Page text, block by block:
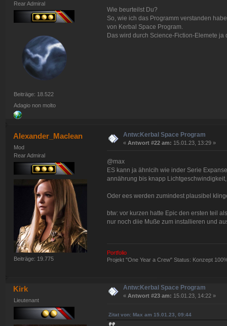
Rear Admiral
Beiträge: 18.522
Adagio non molto
Wie beurteilst Du?
So, wie ich das Programm verstanden
von Kerbal Space Program.
Das wird durch Science-Fiction-Elemete ja
Alexander_Maclean
Mod
Rear Admiral
Beiträge: 19.775
Antw:Kerbal Space Program
« Antwort #22 am: 15.01.23, 13:29 »
@max
ES kann ja ähnlcih wie inder Serie
annährung bis knapp
Oder ees werden zumindest plausibel
btw: vor kurzen hatte Epic den ersten teil
nur noch diie Muße zum installieren und
Portfolio
Projekt "One Year a Crew" Status: Konzept
Kirk
Lieutenant
Antw:Kerbal Space Program
« Antwort #23 am: 15.01.23, 14:22 »
Zitat von: Max am 15.01.23, 09:44